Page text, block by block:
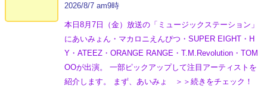
2026/8/7 am9時
本日8月7日（金）放送の「ミュージックステーション」
にあいみょん・マカロニえんぴつ・SUPER EIGHT・H
Y・ATEEZ・ORANGE RANGE・T.M.Revolution・TOM
OOが出演。 一部ピックアップして注目アーティストを
紹介します。 まず、あいみょ ＞＞続きをチェック！